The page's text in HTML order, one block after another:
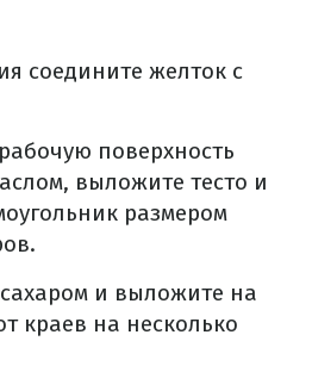
соедините желток с
поверхность
выложите тесто и
размером
и выложите на
краев на несколько